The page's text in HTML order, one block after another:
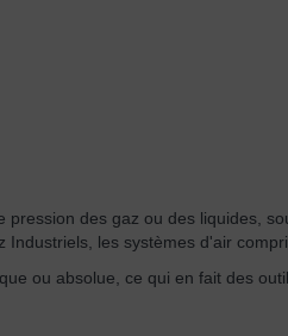
pression des gaz ou des liquides,
les systèmes d'air
ou absolue, ce qui en fait des